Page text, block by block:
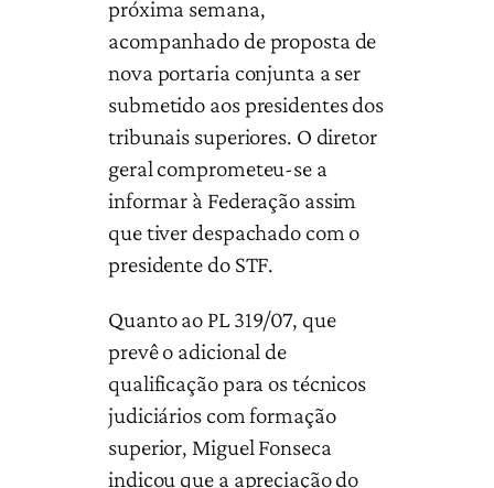
próxima semana,
acompanhado de proposta de
nova portaria conjunta a ser
submetido aos presidentes dos
tribunais superiores. O diretor
geral comprometeu-se a
informar à Federação assim
que tiver despachado com o
presidente do STF.
Quanto ao PL 319/07, que
prevê o adicional de
qualificação para os técnicos
judiciários com formação
superior, Miguel Fonseca
indicou que a apreciação do